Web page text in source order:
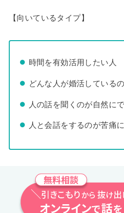
【向いているタイプ】
時間を有効活用したい人
どんな人が婚活している
人の話を聞くのが自然に
人と会話をするのが苦痛